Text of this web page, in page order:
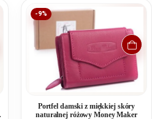
-9%
Portfel damski z miękkiej skóry
naturalnej różowy Money Maker